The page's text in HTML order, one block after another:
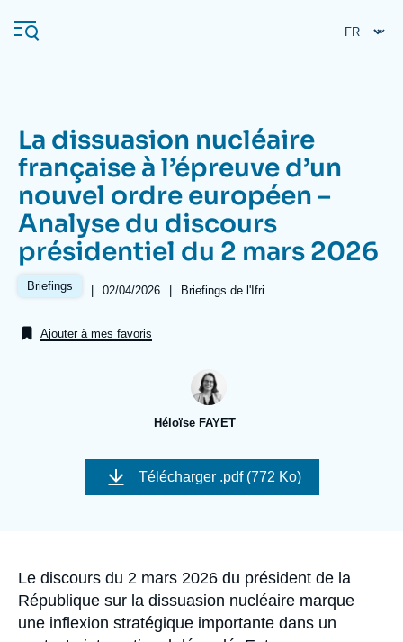
au
contenu
Navigation
principale
L'Ifri
Analyses
Se connecter
Nous soutenir
À propos de l'Ifri Recherches fréquentes
La dissuasion nucléaire
française à l’épreuve d’un
nouvel ordre européen –
Analyse du discours
présidentiel du 2 mars 2026
Briefings |
Date
publication
02/04/2026 | Références
Briefings de l'Ifri
Ajouter à mes favoris
Héloïse FAYET
Image
couverture
Télécharger .pdf (772 Ko)
Accroche
Le discours du 2 mars 2026 du président de la
République sur la dissuasion nucléaire marque
une inflexion stratégique importante dans un